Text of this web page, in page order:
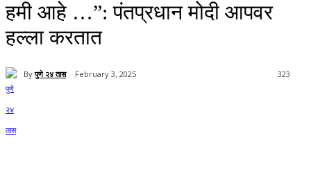
हमी आहे …”: पंतप्रधान मोदी आपवर
हल्ला करतात
By पुणे २४ तास February 3, 2025 323